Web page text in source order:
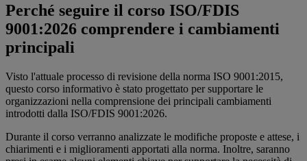
Perché seguire il corso ISO/FDIS
9001:2026 comprendere i cambiamenti
principali
Visto l'attuale processo di revisione della norma ISO 9001:2015,
questo corso informativo è stato progettato per supportare le
organizzazioni nella comprensione dei principali cambiamenti
introdotti dalla ISO/FDIS 9001:2026.
Durante il corso verranno analizzate le modifiche proposte e attese, i
chiarimenti e i miglioramenti apportati alla norma. Inoltre, saranno